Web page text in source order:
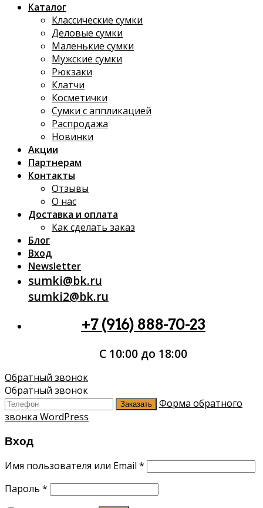
Каталог
Классические сумки
Деловые сумки
Маленькие сумки
Мужские сумки
Рюкзаки
Клатчи
Косметички
Сумки с аппликацией
Распродажа
Новинки
Акции
Партнерам
Контакты
Отзывы
О нас
Доставка и оплата
Как сделать заказ
Блог
Вход
Newsletter
sumki@bk.ru
sumki2@bk.ru
+7 (916) 888-70-23
С 10:00 до 18:00
Обратный звонок
Обратный звонок
Заказать
Форма обратного
звонка WordPress
Вход
Имя пользователя или Email *
Пароль *